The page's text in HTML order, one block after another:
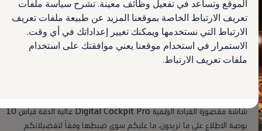
الموقع وتساعد في تفعيل وظائف معينة. تشرح سياسة ملفات
تعريف الارتباط الخاصة بموقعنا المزيد عن طبيعة ملفات تعريف
الارتباط التي نستخدمها ويمكنك تغيير إعداداتك في أي وقت.
الاستمرار في استخدام موقعنا يعني موافقتك على استخدام
ملفات تعريف الارتباط.
المملكة العربية السعودية
لماذا فولكس واجن؟
أخبار
ابحث عن وكيل Volkswagen
Alwaysworth seeing
هل تفضلون رؤية السرعة التي تقودون بها والمسافة المقطوعة فقط؟ أم
شاشة مقصورة القيادة الرقمية Digital Cockpit Pro عالية الدقة قياس 10
بوصة الاطلاع على ما تريدون، ما عليكم سوى ضبطها وفقاً لتفضيلاتكم